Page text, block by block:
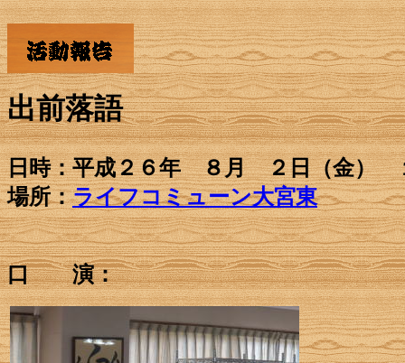
出前落語
日時：平成２６年 ８月 ２日（金）
場所：ライフコミューン大宮東
口 演：